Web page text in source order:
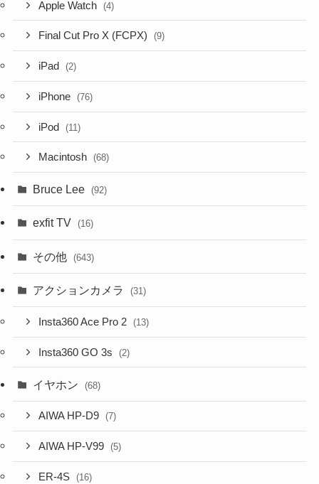
Apple Watch (4)
Final Cut Pro X (FCPX) (9)
iPad (2)
iPhone (76)
iPod (11)
Macintosh (68)
Bruce Lee (92)
exfit TV (16)
その他 (643)
アクションカメラ (31)
Insta360 Ace Pro 2 (13)
Insta360 GO 3s (2)
イヤホン (68)
AIWA HP-D9 (7)
AIWA HP-V99 (5)
ER-4S (16)